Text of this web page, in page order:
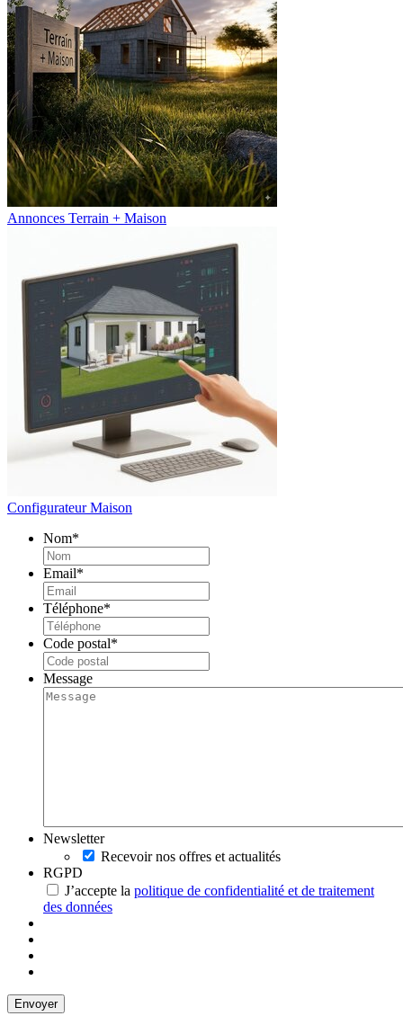
Annonces Terrain + Maison
Configurateur Maison
Nom*
Email*
Téléphone*
Code postal*
Message
Newsletter
Recevoir nos offres et actualités
RGPD
J’accepte la politique de confidentialité et de traitement
des données